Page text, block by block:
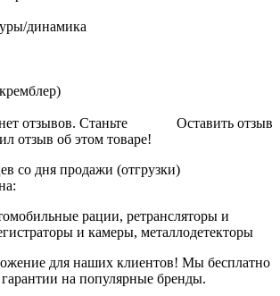
динамика
Оставить отзыв
отзывов. Станьте
отзыв об этом товаре!
со дня продажи (отгрузки)
рации, ретрансляторы и
и камеры, металлодетекторы
для наших клиентов! Мы бесплатно
на популярные бренды.